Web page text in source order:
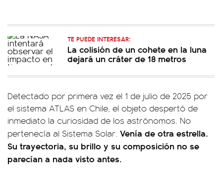
TE PUEDE INTERESAR:
La colisión de un cohete en la luna
dejará un cráter de 18 metros
Detectado por primera vez el 1 de julio de 2025 por
el sistema ATLAS en Chile, el objeto despertó de
inmediato la curiosidad de los astrónomos. No
pertenecía al Sistema Solar. Venía de otra estrella.
Su trayectoria, su brillo y su composición no se
parecían a nada visto antes.